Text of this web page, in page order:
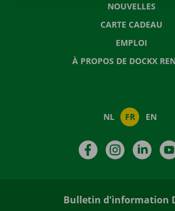
NOUVELLES
CARTE CADEAU
EMPLOI
À PROPOS DE DOCKX
NL FR EN
FacebookInstagram
Bulletin d'information